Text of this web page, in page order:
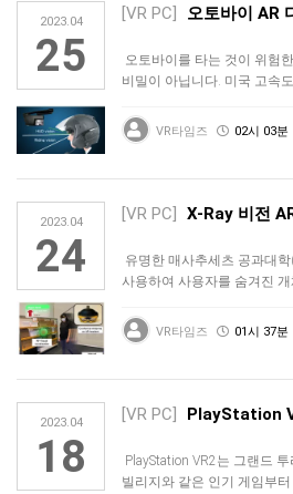
2023.04
25
[VR PC] 오토바이 AR
오토바이를 타는 것이 위험
비밀이 아닙니다. 미국 고속
VR타임즈 02시 03분
2023.04
24
[VR PC] X-Ray 비전
유명한 매사추세츠 공과대
사용하여 사용자를 숨겨진
VR타임즈 01시 37분
2023.04
18
[VR PC] PlayStation
PlayStation VR2는 그랜드
빌리지와 같은 인기 게임부